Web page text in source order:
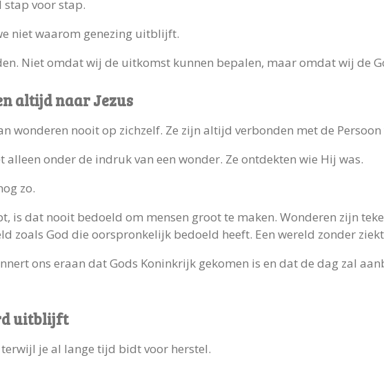
stap voor stap.
niet waarom genezing uitblijft.
Niet omdat wij de uitkomst kunnen bepalen, maar omdat wij de
altijd naar Jezus
wonderen nooit op zichzelf. Ze zijn altijd verbonden met de Persoon
alleen onder de indruk van een wonder. Ze ontdekten wie Hij was.
zo.
is dat nooit bedoeld om mensen groot te maken. Wonderen zijn
zoals God die oorspronkelijk bedoeld heeft. Een wereld zonder
ons eraan dat Gods Koninkrijk gekomen is en dat de dag zal
uitblijft
je al lange tijd bidt voor herstel.